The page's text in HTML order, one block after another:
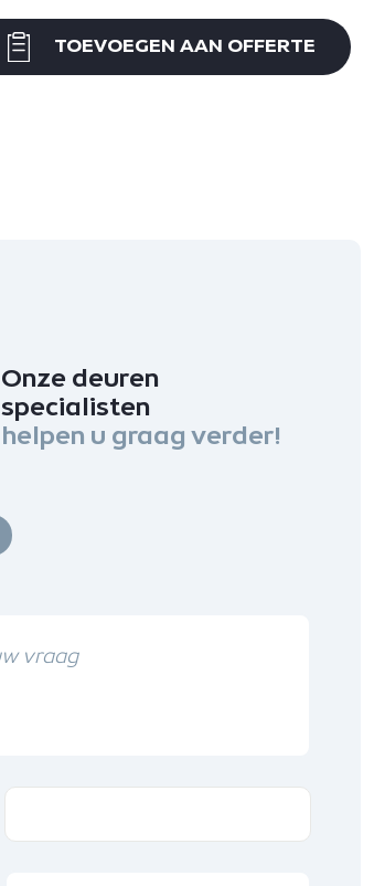
TOEVOEGEN AAN OFFERTE
Onze deuren
specialisten
helpen u graag verder!